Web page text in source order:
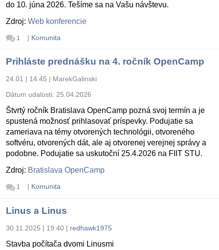
do 10. júna 2026. Tešíme sa na Vašu návštevu.
Zdroj: Web konferencie
1 | Komunita
Prihláste prednášku na 4. ročník OpenCamp
24.01 | 14:45 | MarekGalinski
Dátum udalosti: 25.04.2026
Štvrtý ročník Bratislava OpenCamp pozná svoj termín a je
spustená možnosť prihlasovať príspevky. Podujatie sa
zameriava na témy otvorených technológii, otvoreného
softvéru, otvorených dát, ale aj otvorenej verejnej správy a
podobne. Podujatie sa uskutoční 25.4.2026 na FIIT STU.
Zdroj: Bratislava OpenCamp
1 | Komunita
Linus a Linus
30.11.2025 | 19:40 | redhawk1975
Stavba počítača dvomi Linusmi